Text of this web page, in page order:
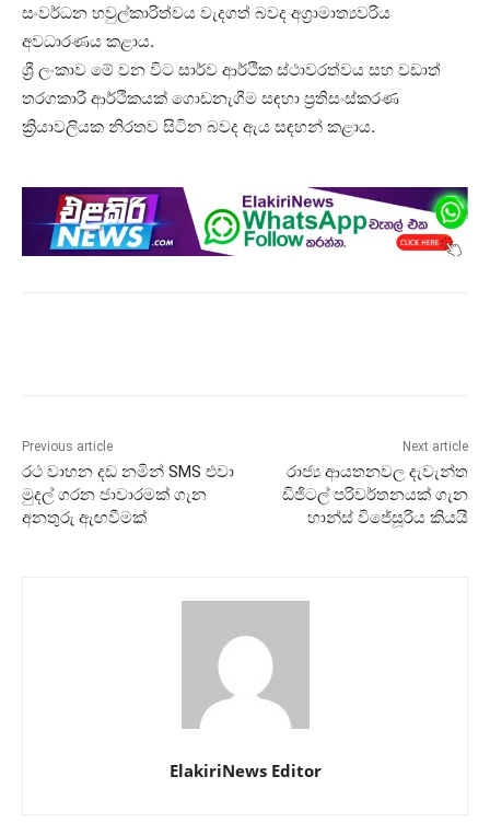
සංවර්ධන හවුල්කාරිත්වය වැදගත් බවද අග්‍රාමාත්‍යවරිය
අවධාරණය කළාය.
ශ්‍රී ලංකාව මේ වන විට සාර්ව ආර්ථික ස්ථාවරත්වය සහ වඩාත්
තරගකාරී ආර්ථිකයක් ගොඩනැගීම සඳහා ප්‍රතිසංස්කරණ
ක්‍රියාවලියක නිරතව සිටින බවද ඇය සඳහන් කළාය.
Previous article
රථ වාහන දඩ නමින් SMS එවා
මුදල් ගරන ජාවාරමක් ගැන
අනතුරු ඇඟවීමක්
Next article
රාජ්‍ය ආයතනවල දැවැන්ත
ඩිජිටල් පරිවර්තනයක් ගැන
හාන්ස් විජේසූරිය කියයි
ElakiriNews Editor